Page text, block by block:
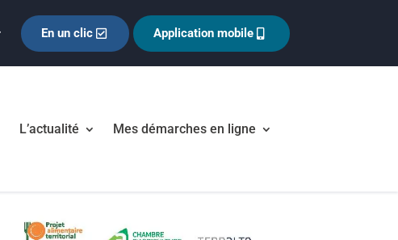
En un clic Application mobile
L’actualité Mes démarches en ligne